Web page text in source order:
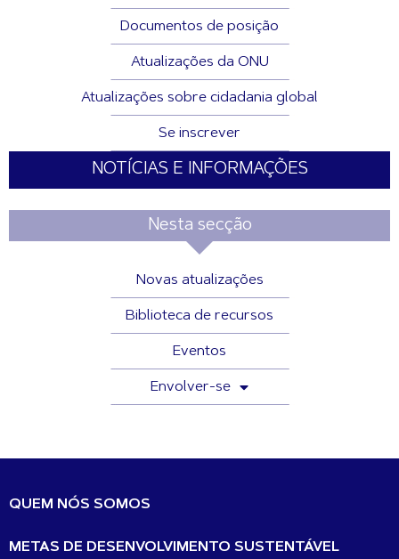
Documentos de posição
Atualizações da ONU
Atualizações sobre cidadania global
Se inscrever
NOTÍCIAS E INFORMAÇÕES
Nesta secção
Novas atualizações
Biblioteca de recursos
Eventos
Envolver-se
QUEM NÓS SOMOS
METAS DE DESENVOLVIMENTO SUSTENTÁVEL